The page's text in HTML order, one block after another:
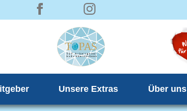
Unsere Extras Über uns